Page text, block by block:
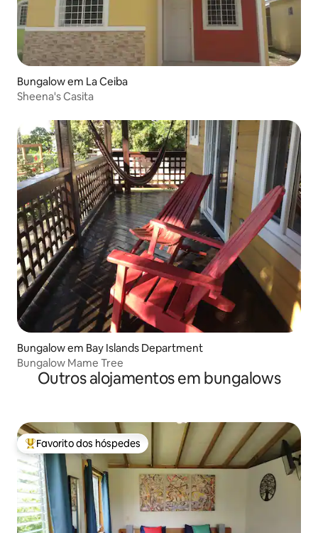
Bungalow em La Ceiba
Sheena's Casita
Bungalow em Bay Islands Department
Bungalow Mame Tree
Outros alojamentos em bungalows
Favoritos dos hóspedes mais apreciados
Favorito dos hóspedes